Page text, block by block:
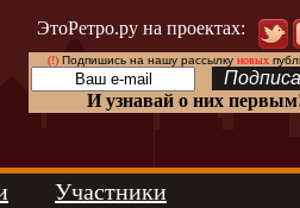
ЭтоРетро.ру на проектах:
(!)Подпишись на нашу рассылку новых
И узнавай о них
Участники